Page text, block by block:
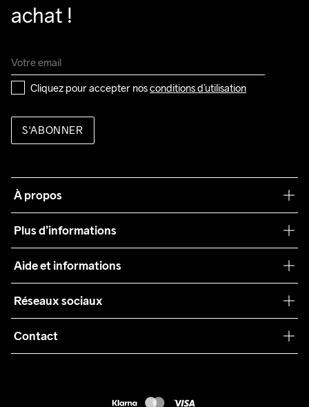
achat !
Cliquez pour accepter nos conditions d’utilisation
S'ABONNER
À propos
Plus d’informations
Teamwear
Durabilité
Collaborations
Aide et informations
Conditions générales
Retours
Réseaux sociaux
Contact